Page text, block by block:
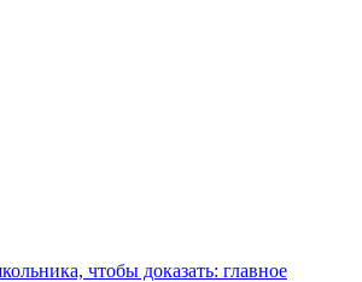
чтобы доказать: главное